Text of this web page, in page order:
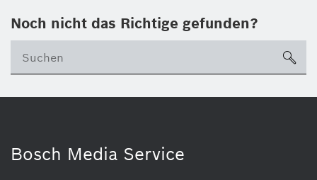
Noch nicht das Richtige gefunden?
Bosch Media Service